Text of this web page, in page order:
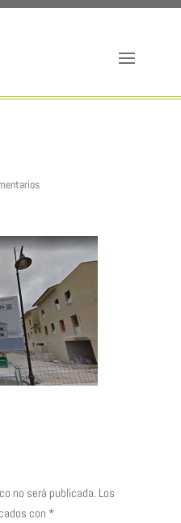
no será publicada. Los
con *